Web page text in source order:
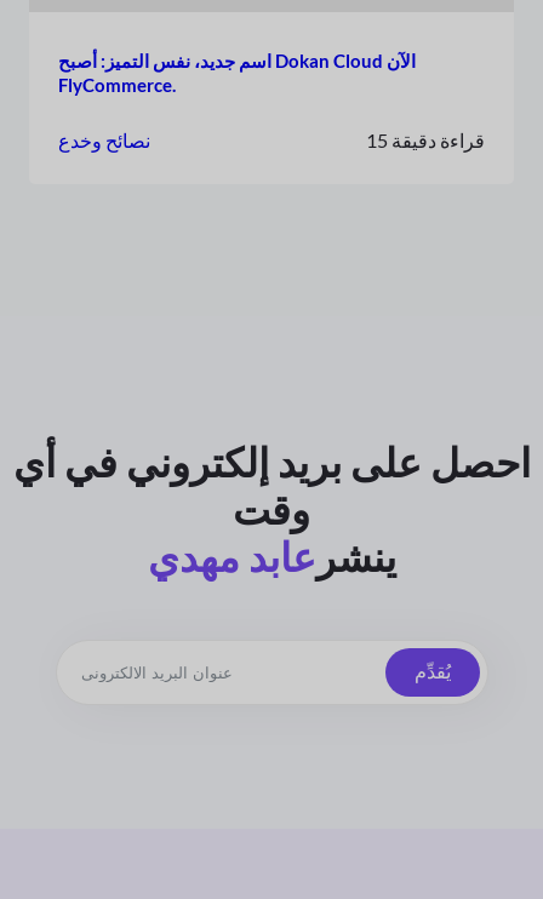
اسم جديد، نفس التميز: أصبح Dokan Cloud الآن
FlyCommerce.
نصائح وخدع 15 قراءة دقيقة
احصل على بريد إلكتروني في أي
وقت
عابد مهديينشر
يُقدِّم